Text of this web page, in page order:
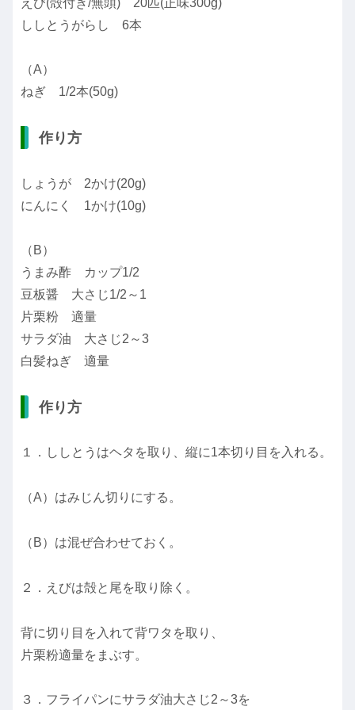
ししとうがらし 6本
（A）
ねぎ 1/2本(50g)
作り方
しょうが 2かけ(20g)
にんにく 1かけ(10g)
（B）
うまみ酢 カップ1/2
豆板醤 大さじ1/2～1
片栗粉 適量
サラダ油 大さじ2～3
白髪ねぎ 適量
作り方
１．ししとうはヘタを取り、縦に1本切り目を入れる。
（A）はみじん切りにする。
（B）は混ぜ合わせておく。
２．えびは殻と尾を取り除く。
背に切り目を入れて背ワタを取り、
片栗粉適量をまぶす。
３．フライパンにサラダ油大さじ2～3を